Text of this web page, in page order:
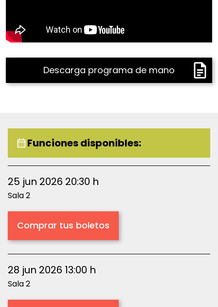
Descarga programa de mano
Funciones disponibles:
25 jun 2026 20:30 h
Sala 2
Comprar tus boletos
28 jun 2026 13:00 h
Sala 2